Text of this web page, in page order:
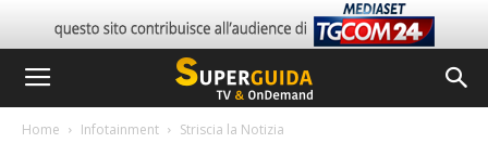
Home Infotainment Striscia la Notizia